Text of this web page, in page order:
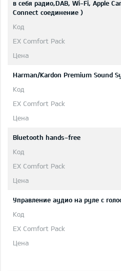
в себя радио,DAB, Wi-Fi, Apple
Connect соединение )
Harman/Kardon Premium Sound
Bluetooth hands-free
Управление аудио на руле с